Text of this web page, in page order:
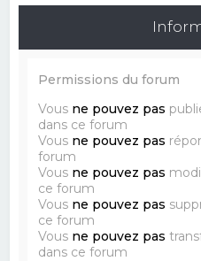
Permissions du forum
Vous ne pouvez pas
dans ce forum
Vous ne pouvez pas
forum
Vous ne pouvez pas
ce forum
Vous ne pouvez pas
ce forum
Vous ne pouvez pas
dans ce forum